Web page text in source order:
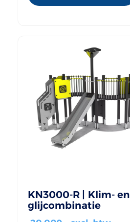
KN3000-R | Klim- en
glijcombinatie